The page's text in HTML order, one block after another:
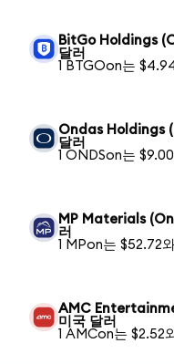
BitGo Holdings
달러
1 BTGOon는
Ondas Holdings
달러
1 ONDSon는
MP Materials
러
1 MPon는 $52.72
AMC
미국 달러
1 AMCon는 $2.52